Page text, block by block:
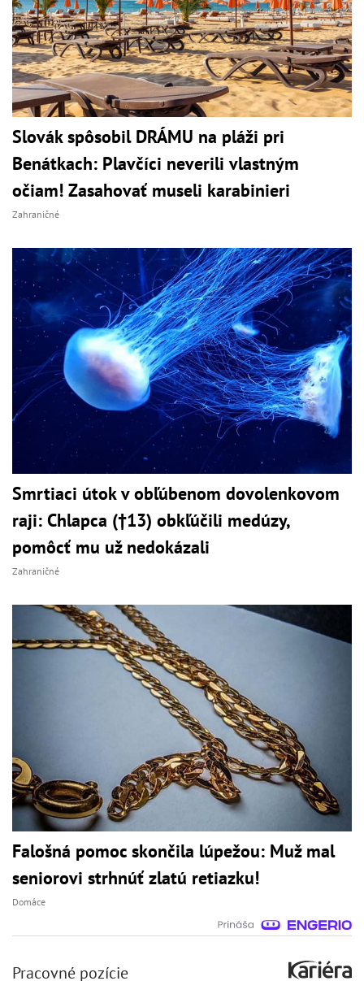
Slovák spôsobil DRÁMU na pláži pri
Benátkach: Plavčíci neverili vlastným
očiam! Zasahovať museli karabinieri
Zahraničné
Smrtiaci útok v obľúbenom dovolenkovom
raji: Chlapca (†13) obkľúčili medúzy,
pomôcť mu už nedokázali
Zahraničné
Falošná pomoc skončila lúpežou: Muž mal
seniorovi strhnúť zlatú retiazku!
Domáce
Pracovné pozície